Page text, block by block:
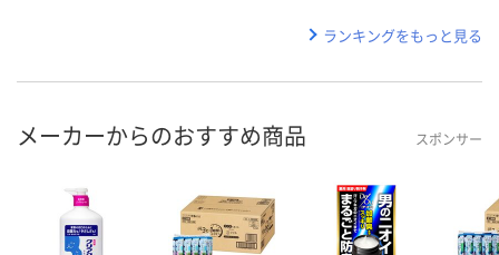
ランキングをもっと見る
メーカーからのおすすめ商品 スポンサー